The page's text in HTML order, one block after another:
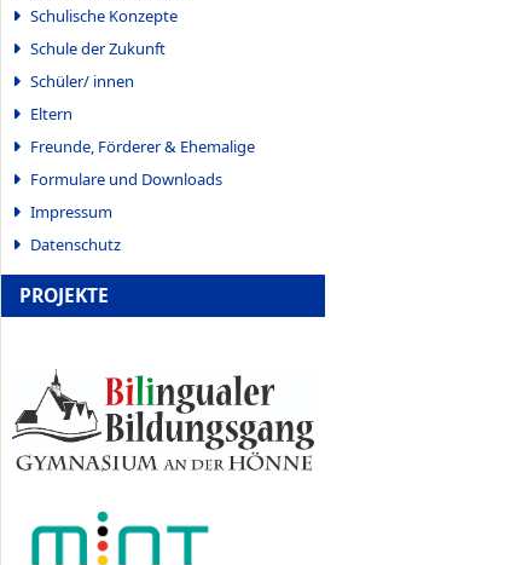
Schulische Konzepte
Schule der Zukunft
Schüler/ innen
Eltern
Freunde, Förderer & Ehemalige
Formulare und Downloads
Impressum
Datenschutz
PROJEKTE